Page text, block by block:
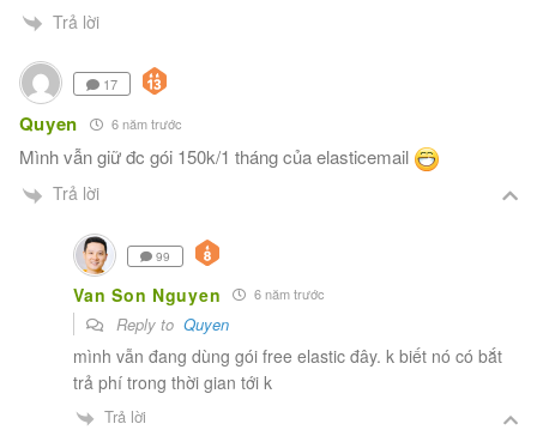
Trả lời
17
Quyen 6 năm trước
Mình vẫn giữ đc gói 150k/1 tháng của elasticemail
Trả lời
99
Van Son Nguyen 6 năm trước
Reply toQuyen
mình vẫn đang dùng gói free elastic đây. k biết nó có bắt
trả phí trong thời gian tới k
Trả lời